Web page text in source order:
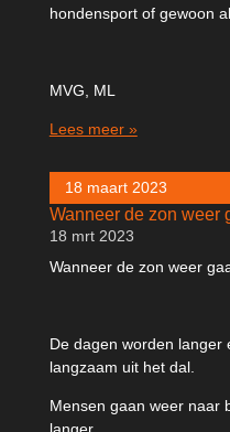
hondensport of gewoon
MVG, ML
Lees meer »
18 maart 2023
Wanneer de zon weer
18 mrt 2023
Wanneer de zon weer
De dagen worden langer
langzaam uit het dal.
Mensen gaan weer naar